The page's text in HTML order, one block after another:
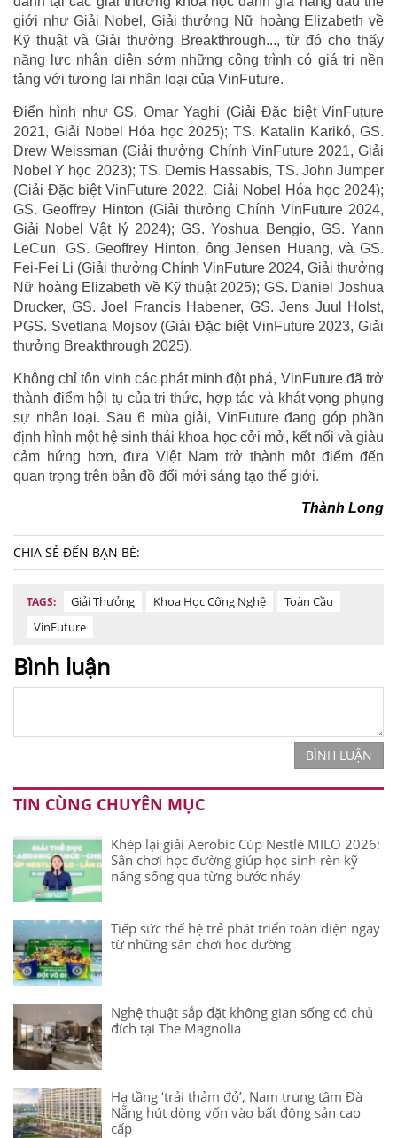
giới như Giải Nobel, Giải thưởng Nữ hoàng Elizabeth về
Kỹ thuật và Giải thưởng Breakthrough..., từ đó cho thấy
năng lực nhận diện sớm những công trình có giá trị nền
tảng với tương lai nhân loại của VinFuture.
Điển hình như GS. Omar Yaghi (Giải Đặc biệt VinFuture
2021, Giải Nobel Hóa học 2025); TS. Katalin Karikó, GS.
Drew Weissman (Giải thưởng Chính VinFuture 2021, Giải
Nobel Y học 2023); TS. Demis Hassabis, TS. John Jumper
(Giải Đặc biệt VinFuture 2022, Giải Nobel Hóa học 2024);
GS. Geoffrey Hinton (Giải thưởng Chính VinFuture 2024,
Giải Nobel Vật lý 2024); GS. Yoshua Bengio, GS. Yann
LeCun, GS. Geoffrey Hinton, ông Jensen Huang, và GS.
Fei-Fei Li (Giải thưởng Chính VinFuture 2024, Giải thưởng
Nữ hoàng Elizabeth về Kỹ thuật 2025); GS. Daniel Joshua
Drucker, GS. Joel Francis Habener, GS. Jens Juul Holst,
PGS. Svetlana Mojsov (Giải Đặc biệt VinFuture 2023, Giải
thưởng Breakthrough 2025).
Không chỉ tôn vinh các phát minh đột phá, VinFuture đã trở
thành điểm hội tụ của tri thức, hợp tác và khát vọng phụng
sự nhân loại. Sau 6 mùa giải, VinFuture đang góp phần
định hình một hệ sinh thái khoa học cởi mở, kết nối và giàu
cảm hứng hơn, đưa Việt Nam trở thành một điểm đến
quan trọng trên bản đồ đổi mới sáng tạo thế giới.
Thành Long
CHIA SẺ ĐẾN BẠN BÈ:
TAGS: Giải Thưởng Khoa Học Công Nghệ
Toàn Cầu
VinFuture
Bình luận
BÌNH LUẬN
TIN CÙNG CHUYÊN MỤC
Khép lại giải Aerobic Cúp Nestlé MILO 2026:
Sân chơi học đường giúp học sinh rèn kỹ
năng sống qua từng bước nhảy
Tiếp sức thế hệ trẻ phát triển toàn diện ngay
từ những sân chơi học đường
Nghệ thuật sắp đặt không gian sống có chủ
đích tại The Magnolia
Hạ tầng ‘trải thảm đỏ’, Nam trung tâm Đà
Nẵng hút dòng vốn vào bất động sản cao
cấp